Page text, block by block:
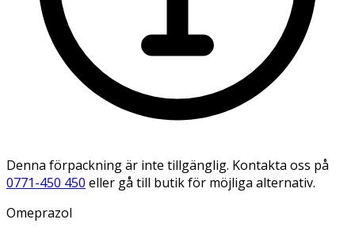
Denna förpackning är inte tillgänglig. Kontakta oss på
0771-450 450 eller gå till butik för möjliga alternativ.
Omeprazol